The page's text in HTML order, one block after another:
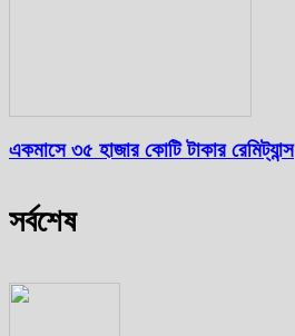
একমাসে ৩৫ হাজার কোটি টাকার রেমিট্যান্স
সর্বশেষ